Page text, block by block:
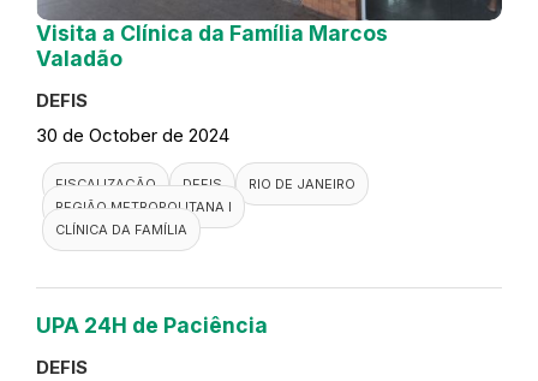
Visita a Clínica da Família Marcos
Valadão
DEFIS
30 de October de 2024
FISCALIZAÇÃO DEFIS
RIO DE JANEIRO
REGIÃO METROPOLITANA I
CLÍNICA DA FAMÍLIA
UPA 24H de Paciência
DEFIS